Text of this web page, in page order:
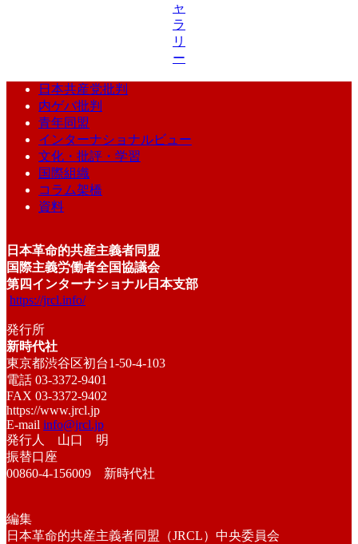
ャ
ラ
リ
ー
日本共産党批判
内ゲバ批判
青年同盟
インターナショナルビュー
文化・批評・学習
国際組織
コラム架橋
資料
日本革命的共産主義者同盟
国際主義労働者全国協議会
第四インターナショナル日本支部
https://jrcl.info/
発行所
新時代社
東京都渋谷区初台1-50-4-103
電話 03-3372-9401
FAX 03-3372-9402
https://www.jrcl.jp
E-mail info@jrcl.jp
発行人 山口 明
振替口座
00860-4-156009 新時代社
編集
日本革命的共産主義者同盟（JRCL）中央委員会